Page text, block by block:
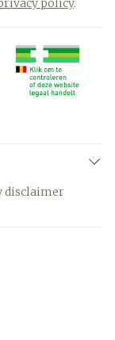
policy.
disclaimer